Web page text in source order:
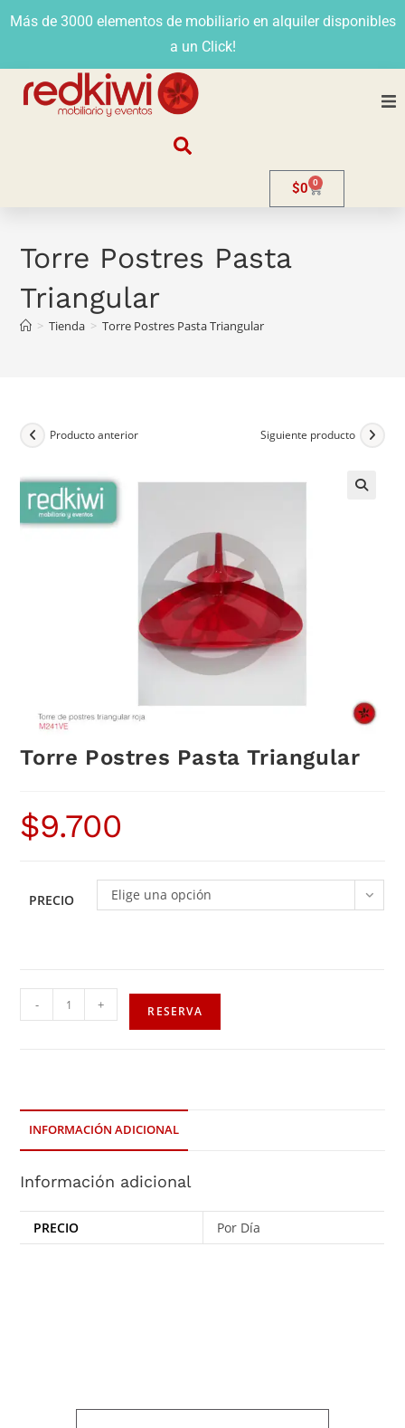
Más de 3000 elementos de mobiliario en alquiler disponibles
a un Click!
$0 0
Torre Postres Pasta
Triangular
> Tienda > Torre Postres Pasta Triangular
Producto anterior Siguiente producto
Torre Postres Pasta Triangular
$9.700
PRECIO Elige una opción
- + RESERVA
INFORMACIÓN ADICIONAL
Información adicional
PRECIO Por Día